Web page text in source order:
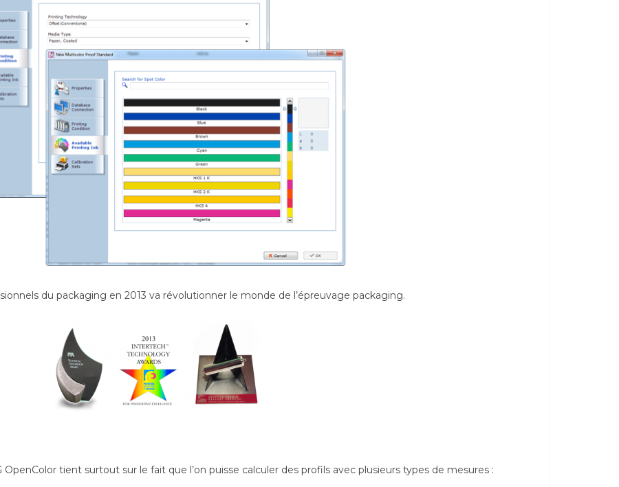
du packaging en 2013 va révolutionner le monde de l’épreuvage packaging.
OpenColor tient surtout sur le fait que l’on puisse calculer des profils avec plusieurs types de mesures :